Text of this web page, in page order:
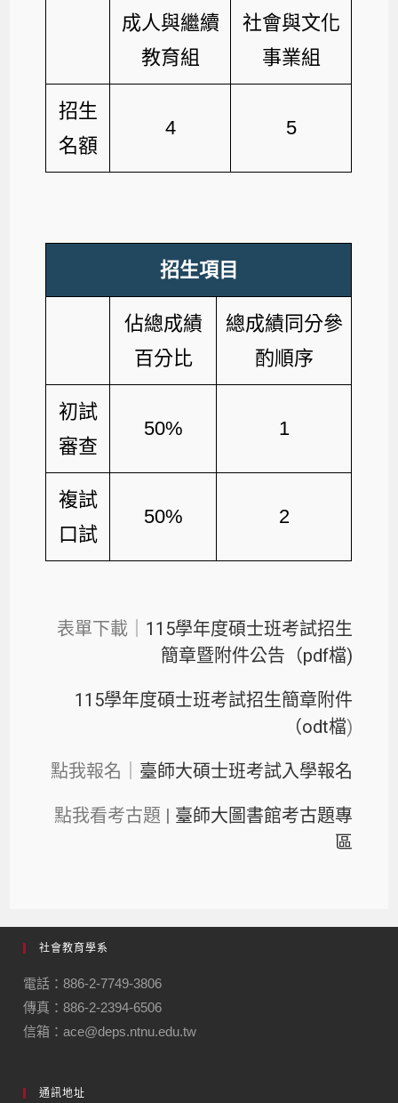
成人與繼續
教育組
社會與文化
事業組
招生
名額
4 5
招生項目
佔總成績
百分比
總成績同分參
酌順序
初試
審查
50% 1
複試
口試
50% 2
表單下載｜ 115學年度碩士班考試招生
簡章暨附件公告（pdf檔)
115學年度碩士班考試招生簡章附件
（odt檔)
點我報名｜ 臺師大碩士班考試入學報名
點我看考古題 | 臺師大圖書館考古題專
區
社會教育學系
電話：886-2-7749-3806
傳真：886-2-2394-6506
信箱：ace@deps.ntnu.edu.tw
通訊地址